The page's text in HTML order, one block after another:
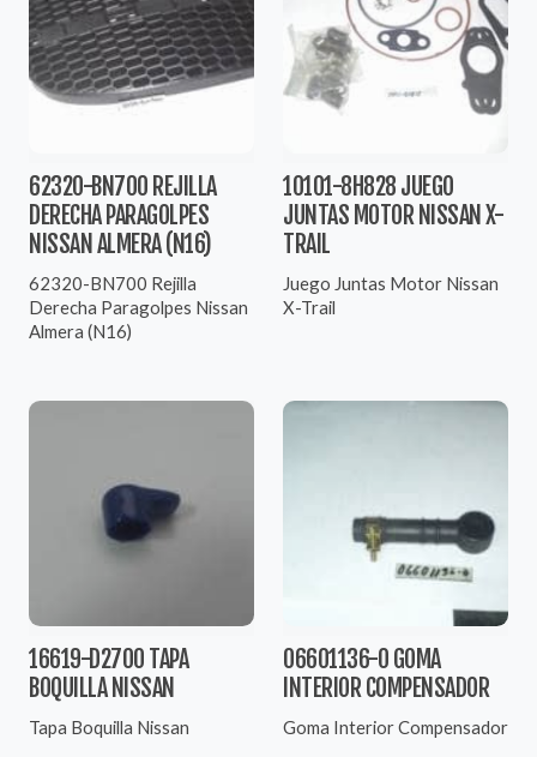
62320-BN700 REJILLA
DERECHA PARAGOLPES
NISSAN ALMERA (N16)
62320-BN700 Rejilla
Derecha Paragolpes Nissan
Almera (N16)
10101-8H828 JUEGO
JUNTAS MOTOR NISSAN X-
TRAIL
Juego Juntas Motor Nissan
X-Trail
16619-D2700 TAPA
BOQUILLA NISSAN
Tapa Boquilla Nissan
06601136-0 GOMA
INTERIOR COMPENSADOR
Goma Interior Compensador